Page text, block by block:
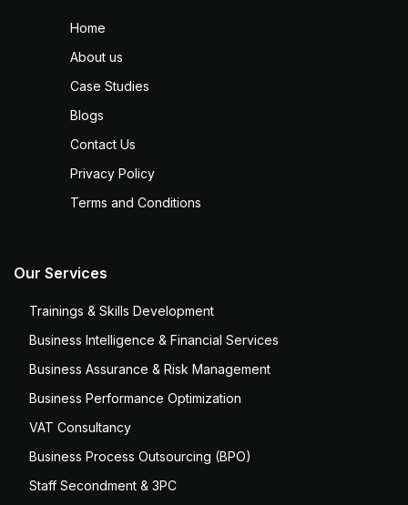
Home
About us
Case Studies
Blogs
Contact Us
Privacy Policy
Terms and Conditions
Our Services
Trainings & Skills Development
Business Intelligence & Financial Services
Business Assurance & Risk Management
Business Performance Optimization
VAT Consultancy
Business Process Outsourcing (BPO)
Staff Secondment & 3PC